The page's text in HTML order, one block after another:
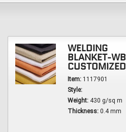
WELDING
BLANKET-WB
CUSTOMIZED
Item: 1117901
Style:
Weight: 430 g/sq m
Thickness:0.4 mm